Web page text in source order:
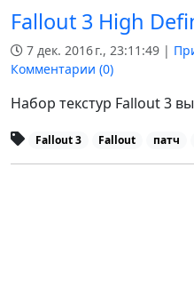
Fallout 3 High
7 дек. 2016 г., 23:11:49 |
Комментарии (0)
Набор текстур Fallout 3
Fallout 3 Fallout патч